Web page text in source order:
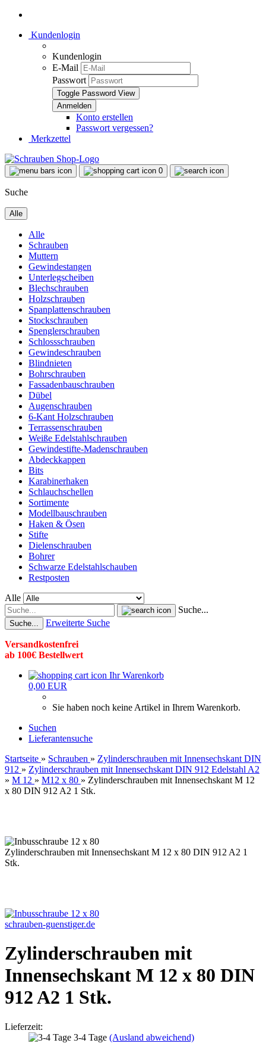
Kundenlogin
Kundenlogin
E-Mail
Passwort
Toggle Password View
Konto erstellen
Passwort vergessen?
Merkzettel
0
Suche
Alle
Alle
Schrauben
Muttern
Gewindestangen
Unterlegscheiben
Blechschrauben
Holzschrauben
Spanplattenschrauben
Stockschrauben
Spenglerschrauben
Schlossschrauben
Gewindeschrauben
Blindnieten
Bohrschrauben
Fassadenbauschrauben
Dübel
Augenschrauben
6-Kant Holzschrauben
Terrassenschrauben
Weiße Edelstahlschrauben
Gewindestifte-Madenschrauben
Abdeckkappen
Bits
Karabinerhaken
Schlauchschellen
Sortimente
Modellbauschrauben
Haken & Ösen
Stifte
Dielenschrauben
Bohrer
Schwarze Edelstahlschauben
Restposten
Alle
Suche...
Suche... Erweiterte Suche
Versandkostenfrei
ab 100€ Bestellwert
Ihr Warenkorb
0,00 EUR
Sie haben noch keine Artikel in Ihrem Warenkorb.
Suchen
Lieferantensuche
Startseite » Schrauben » Zylinderschrauben mit Innensechskant DIN
912 » Zylinderschrauben mit Innensechskant DIN 912 Edelstahl A2
» M 12 » M12 x 80 » Zylinderschrauben mit Innensechskant M 12
x 80 DIN 912 A2 1 Stk.
Zylinderschrauben mit Innensechskant M 12 x 80 DIN 912 A2 1
Stk.
schrauben-guenstiger.de
Zylinderschrauben mit
Innensechskant M 12 x 80 DIN
912 A2 1 Stk.
Lieferzeit:
3-4 Tage (Ausland abweichend)